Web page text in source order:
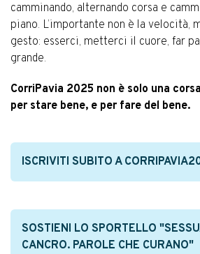
camminando, alternando corsa e
piano. L’importante non è la velocità,
gesto: esserci, metterci il cuore, far
grande.
CorriPavia 2025 non è solo una
per stare bene, e per fare del bene.
ISCRIVITI SUBITO A
SOSTIENI LO SPORTELLO
CANCRO. PAROLE CHE CURANO"